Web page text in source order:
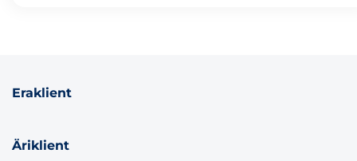
Eraklient
Äriklient